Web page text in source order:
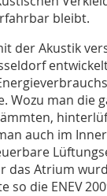
bleibt.
der Akustik
Wozu man die
auch im
Atrium
so die ENEV